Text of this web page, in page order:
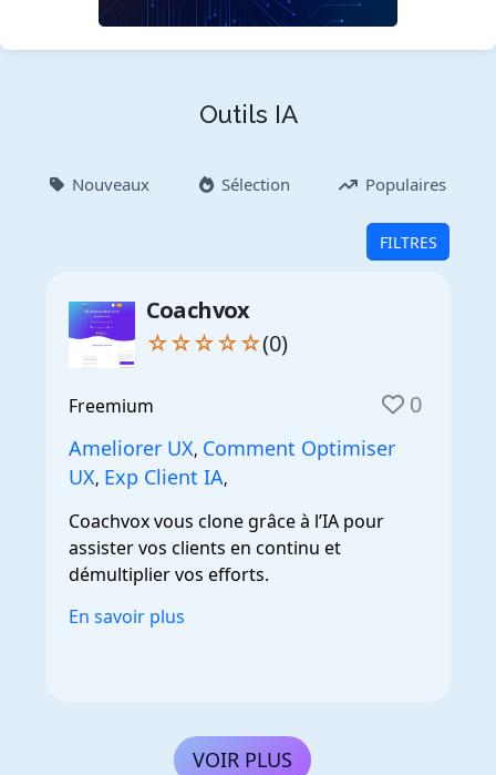
Outils IA
Nouveaux Sélection Populaires
FILTRES
Coachvox
☆☆☆☆☆(0)
Freemium 0
Ameliorer UX, Comment Optimiser
UX, Exp Client IA,
Coachvox vous clone grâce à l’IA pour
assister vos clients en continu et
démultiplier vos efforts.
En savoir plus
VOIR PLUS